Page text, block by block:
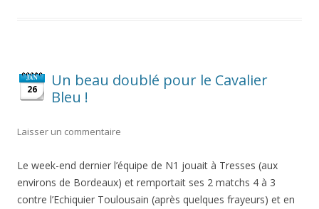
JAN
26
Un beau doublé pour le Cavalier
Bleu !
Laisser un commentaire
Le week-end dernier l’équipe de N1 jouait à Tresses (aux
environs de Bordeaux) et remportait ses 2 matchs 4 à 3
contre l’Echiquier Toulousain (après quelques frayeurs) et en